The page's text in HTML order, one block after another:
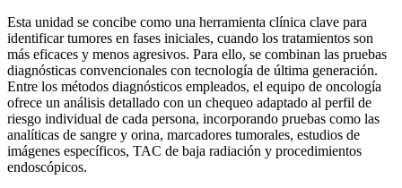
Esta unidad se concibe como una herramienta clínica clave para
identificar tumores en fases iniciales, cuando los tratamientos son
más eficaces y menos agresivos. Para ello, se combinan las pruebas
diagnósticas convencionales con tecnología de última generación.
Entre los métodos diagnósticos empleados, el equipo de oncología
ofrece un análisis detallado con un chequeo adaptado al perfil de
riesgo individual de cada persona, incorporando pruebas como las
analíticas de sangre y orina, marcadores tumorales, estudios de
imágenes específicos, TAC de baja radiación y procedimientos
endoscópicos.